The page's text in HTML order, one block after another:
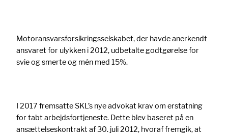
Motoransvarsforsikringsselskabet, der havde anerkendt
ansvaret for ulykken i 2012, udbetalte godtgørelse for
svie og smerte og mén med 15%.
I 2017 fremsatte SKL’s nye advokat krav om erstatning
for tabt arbejdsfortjeneste. Dette blev baseret på en
ansættelseskontrakt af 30. juli 2012, hvoraf fremgik, at